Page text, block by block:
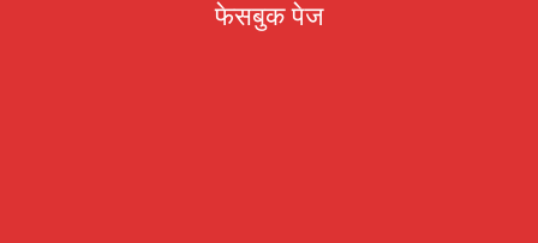
फेसबुक पेज